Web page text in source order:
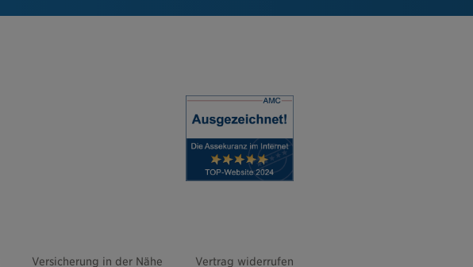
Versicherung in der Nähe Vertrag widerrufen